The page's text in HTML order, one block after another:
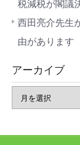
税減税が閣議
西田亮介先生
由があります
アーカイブ